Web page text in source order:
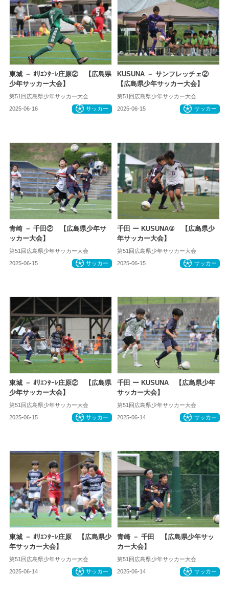
東城 － ｵﾘｴﾝﾀｰﾚ庄原② 【広島県
少年サッカー大会】
第51回広島県少年サッカー大会
2025-06-16 サッカー
KUSUNA － サンフレッチェ②
【広島県少年サッカー大会】
第51回広島県少年サッカー大会
2025-06-15 サッカー
青崎 － 千田② 【広島県少年サ
ッカー大会】
第51回広島県少年サッカー大会
2025-06-15 サッカー
千田 ー KUSUNA② 【広島県少
年サッカー大会】
第51回広島県少年サッカー大会
2025-06-15 サッカー
東城 － ｵﾘｴﾝﾀｰﾚ庄原② 【広島県
少年サッカー大会】
第51回広島県少年サッカー大会
2025-06-15 サッカー
千田 ー KUSUNA 【広島県少年
サッカー大会】
第51回広島県少年サッカー大会
2025-06-14 サッカー
東城 － ｵﾘｴﾝﾀｰﾚ庄原 【広島県少
年サッカー大会】
第51回広島県少年サッカー大会
2025-06-14 サッカー
青崎 － 千田 【広島県少年サッ
カー大会】
第51回広島県少年サッカー大会
2025-06-14 サッカー